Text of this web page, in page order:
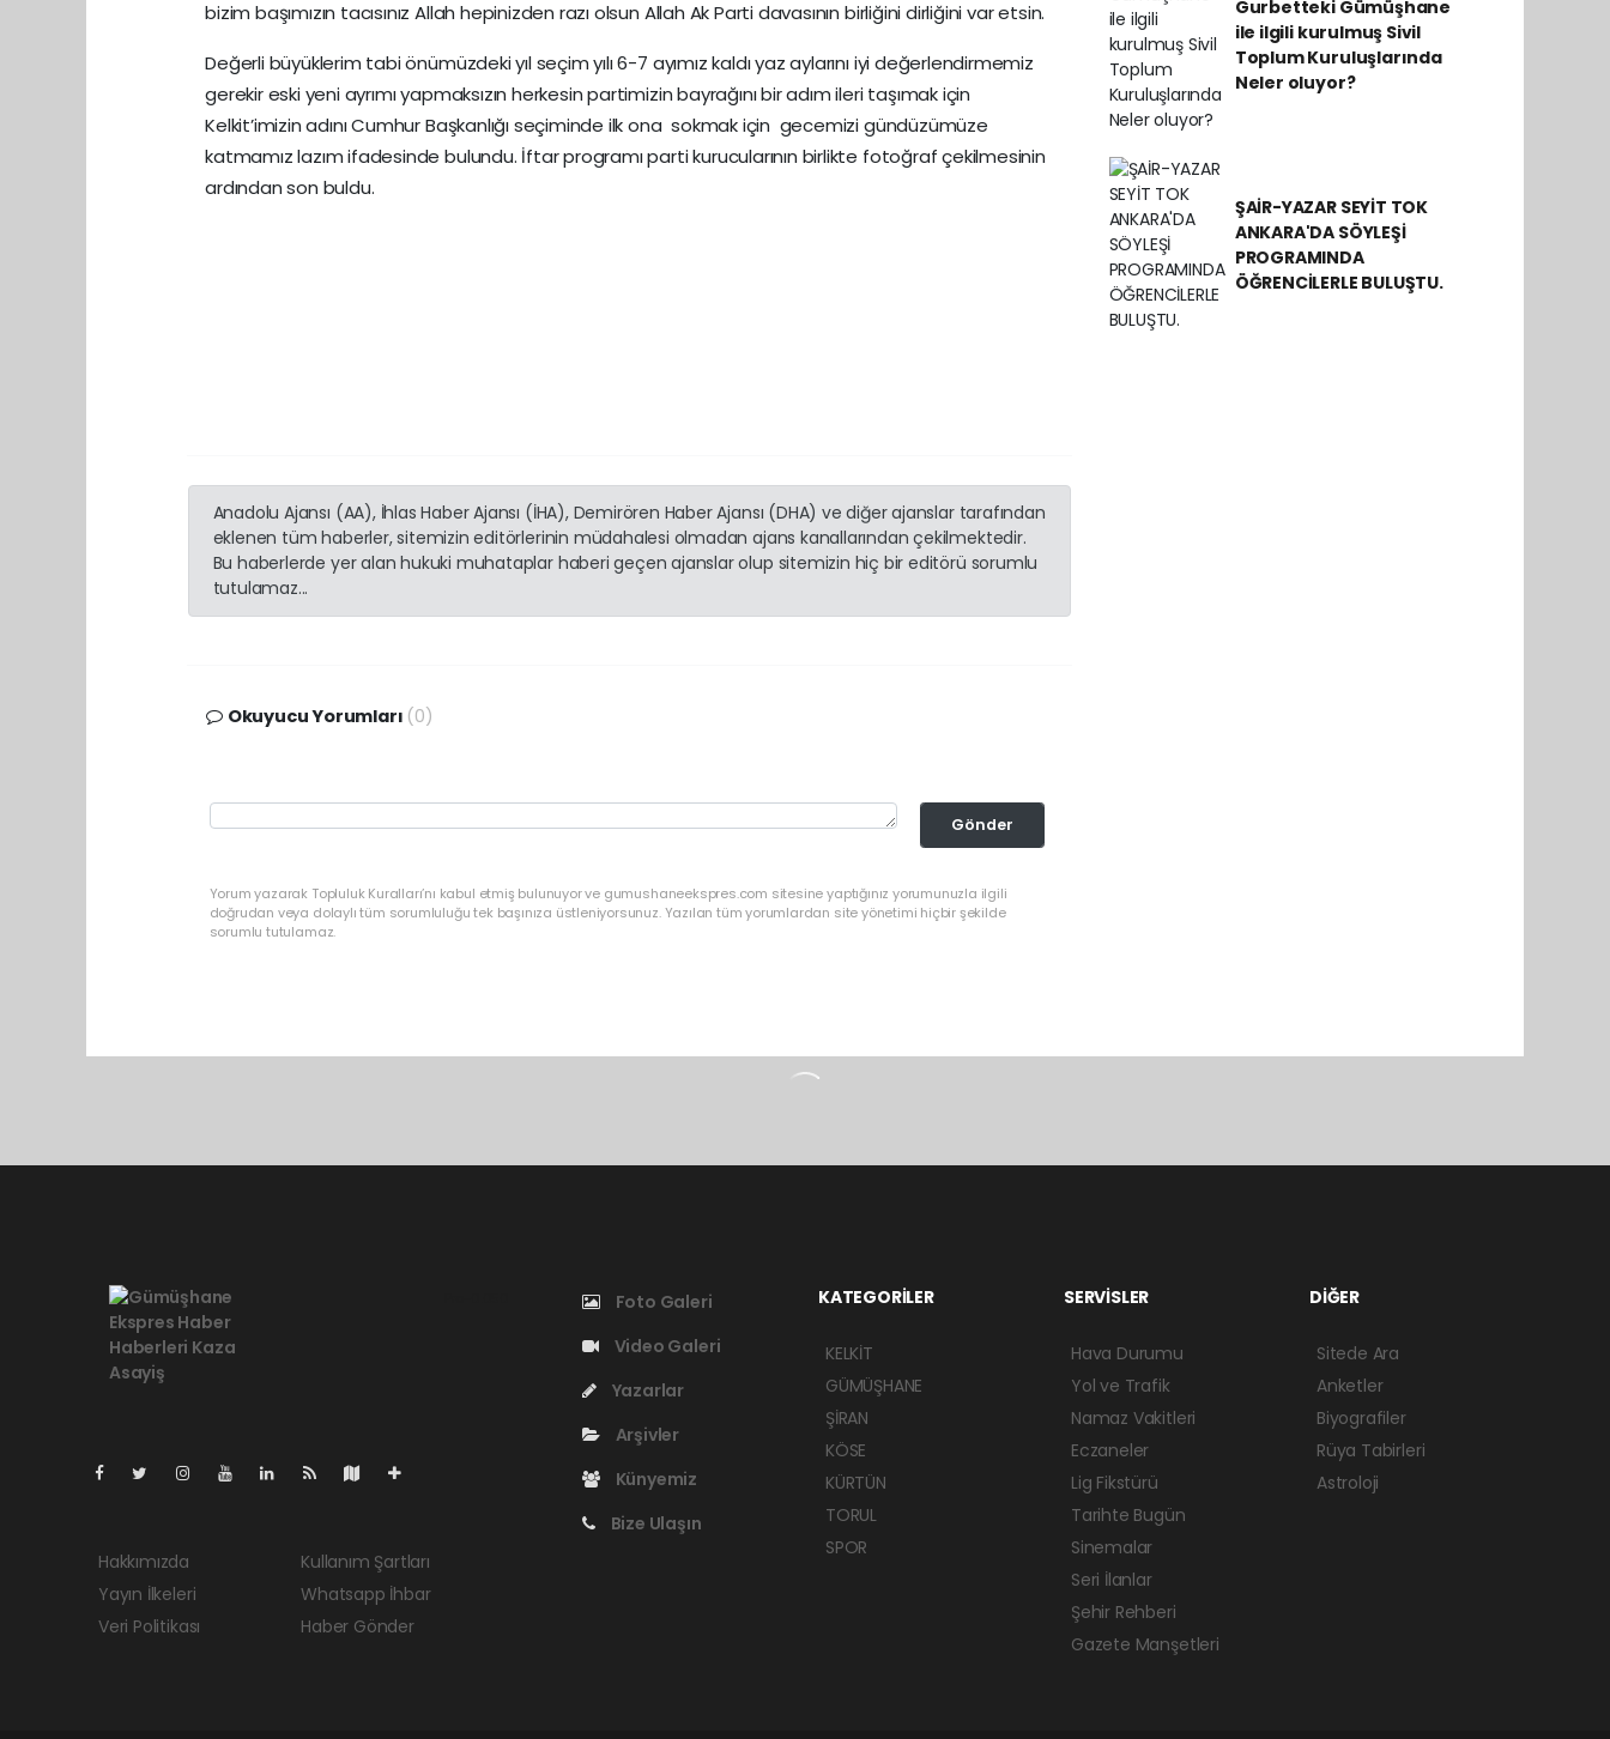
bizim başımızın tacısınız Allah hepinizden razı olsun Allah Ak Parti davasının birliğini dirliğini var etsin.
Değerli büyüklerim tabi önümüzdeki yıl seçim yılı 6-7 ayımız kaldı yaz aylarını iyi değerlendirmemiz
gerekir eski yeni ayrımı yapmaksızın herkesin partimizin bayrağını bir adım ileri taşımak için
Kelkit’imizin adını Cumhur Başkanlığı seçiminde ilk ona sokmak için gecemizi gündüzümüze
katmamız lazım ifadesinde bulundu. İftar programı parti kurucularının birlikte fotoğraf çekilmesinin
ardından son buldu.
Anadolu Ajansı (AA), İhlas Haber Ajansı (İHA), Demirören Haber Ajansı (DHA) ve diğer ajanslar tarafından
eklenen tüm haberler, sitemizin editörlerinin müdahalesi olmadan ajans kanallarından çekilmektedir.
Bu haberlerde yer alan hukuki muhataplar haberi geçen ajanslar olup sitemizin hiç bir editörü sorumlu
tutulamaz...
Okuyucu Yorumları (0)
Gönder
Yorum yazarak Topluluk Kuralları’nı kabul etmiş bulunuyor ve gumushaneekspres.com sitesine yaptığınız yorumunuzla ilgili
doğrudan veya dolaylı tüm sorumluluğu tek başınıza üstleniyorsunuz. Yazılan tüm yorumlardan site yönetimi hiçbir şekilde
sorumlu tutulamaz.
Gurbetteki Gümüşhane
ile ilgili kurulmuş Sivil
Toplum Kuruluşlarında
Neler oluyor?
ŞAİR-YAZAR SEYİT TOK
ANKARA'DA SÖYLEŞİ
PROGRAMINDA
ÖĞRENCİLERLE BULUŞTU.
Hakkımızda
Yayın İlkeleri
Veri Politikası
Kullanım Şartları
Whatsapp İhbar
Haber Gönder
Foto Galeri
Video Galeri
Yazarlar
Arşivler
Künyemiz
Bize Ulaşın
KATEGORİLER
KELKİT
GÜMÜŞHANE
ŞİRAN
KÖSE
KÜRTÜN
TORUL
SPOR
SERVİSLER
Hava Durumu
Yol ve Trafik
Namaz Vakitleri
Eczaneler
Lig Fikstürü
Tarihte Bugün
Sinemalar
Seri İlanlar
Şehir Rehberi
Gazete Manşetleri
DİĞER
Sitede Ara
Anketler
Biyografiler
Rüya Tabirleri
Astroloji